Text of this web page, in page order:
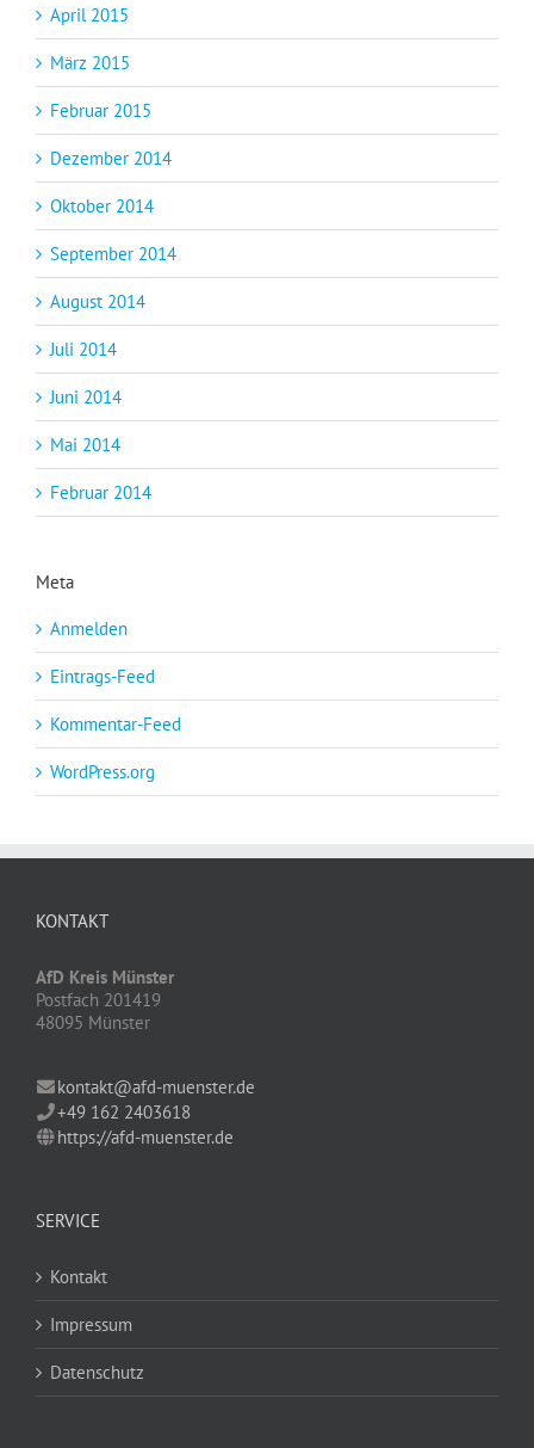
April 2015
März 2015
Februar 2015
Dezember 2014
Oktober 2014
September 2014
August 2014
Juli 2014
Juni 2014
Mai 2014
Februar 2014
Meta
Anmelden
Eintrags-Feed
Kommentar-Feed
WordPress.org
KONTAKT
AfD Kreis Münster
Postfach 201419
48095 Münster
kontakt@afd-muenster.de
+49 162 2403618
https://afd-muenster.de
SERVICE
Kontakt
Impressum
Datenschutz